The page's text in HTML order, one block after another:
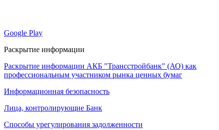
Google Play
Раскрытие информации
Раскрытие информации АКБ "Трансстройбанк" (АО) как
профессиональным участником рынка ценных бумаг
Информационная безопасность
Лица, контролирующие Банк
Способы урегулирования задолженности